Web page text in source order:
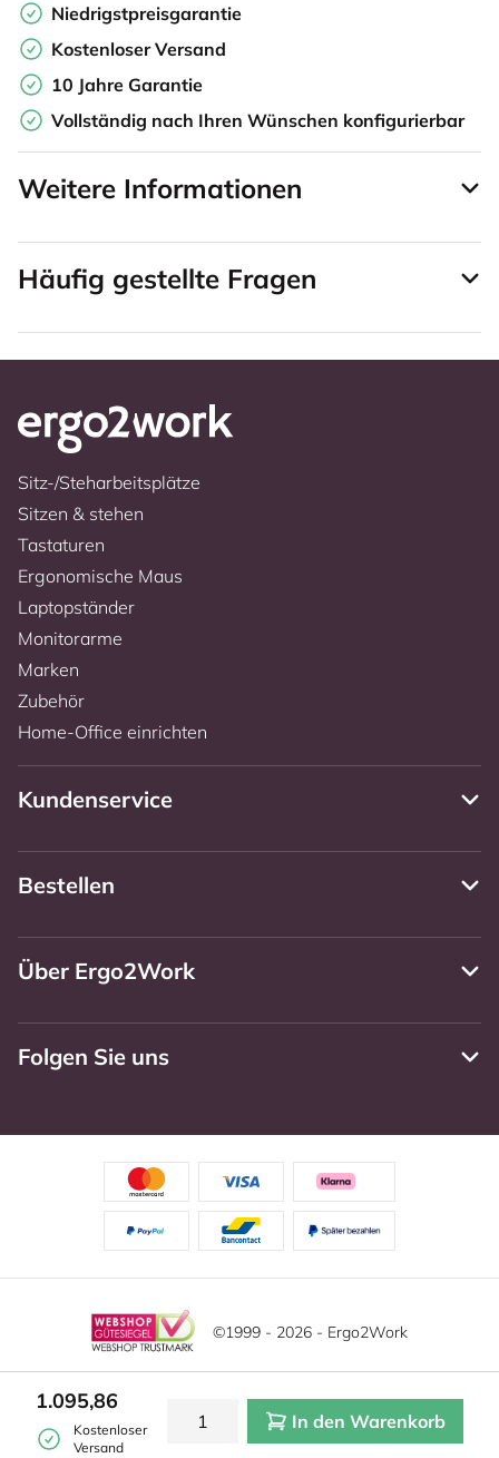
Niedrigstpreisgarantie
Kostenloser Versand
10 Jahre Garantie
Vollständig nach Ihren Wünschen konfigurierbar
1.095,86
Kostenloser
Versand
In den Warenkorb
Weitere Informationen
Häufig gestellte Fragen
Sitz-/Steharbeitsplätze
Sitzen & stehen
Tastaturen
Ergonomische Maus
Laptopständer
Monitorarme
Marken
Zubehör
Home-Office einrichten
Kundenservice
Bestellen
Über Ergo2Work
Folgen Sie uns
©1999 - 2026 - Ergo2Work
Haftungsausschluss
Allgemeine Geschäftsbedingungen
Cookie-Einstellungen
Diese Website verwendet Cookies. Lesen Sie unsere
Datenschutzerklärung für weitere Informationen.Mehr
|Verstecken